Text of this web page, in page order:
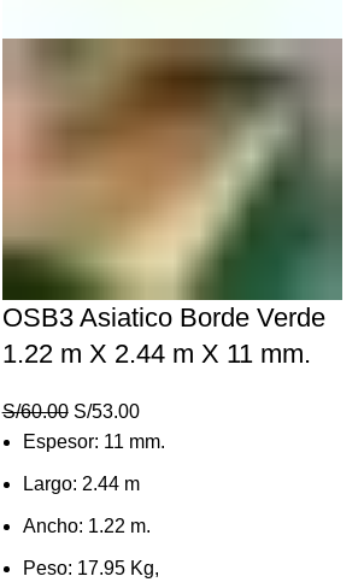
OSB3 Asiatico Borde Verde
1.22 m X 2.44 m X 11 mm.
S/60.00 El
precio
S/60.00.
S/53.00El
precio
S/53.00.
Espesor: 11 mm.
Largo: 2.44 m
Ancho: 1.22 m.
Peso: 17.95 Kg,